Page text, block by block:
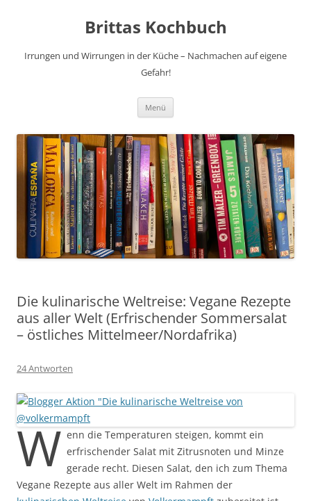
Brittas Kochbuch
Irrungen und Wirrungen in der Küche – Nachmachen auf eigene
Gefahr!
Menü
Die kulinarische Weltreise: Vegane Rezepte
aus aller Welt (Erfrischender Sommersalat
– östliches Mittelmeer/Nordafrika)
24 Antworten
W enn die Temperaturen steigen, kommt ein
erfrischender Salat mit Zitrusnoten und Minze
gerade recht. Diesen Salat, den ich zum Thema
Vegane Rezepte aus aller Welt im Rahmen der